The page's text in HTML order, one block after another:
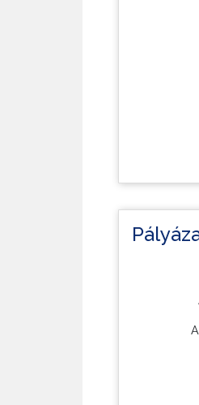
mely mind
illeszkedik